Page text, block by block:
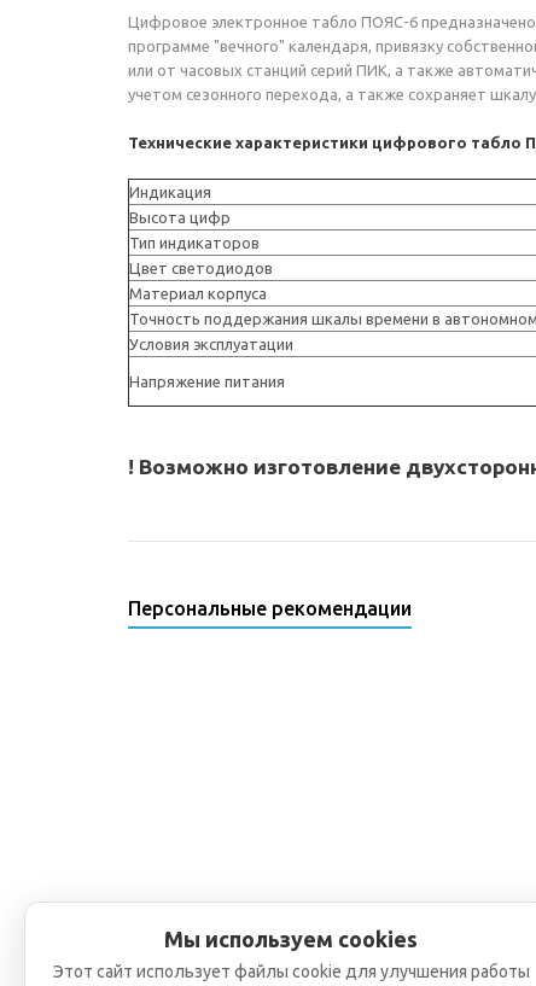
Цифровое электронное табло ПОЯС-6
программе "вечного" календаря, привязку
или от часовых станций серий ПИК, а также
учетом сезонного перехода, а также сохраняет
Технические характеристики цифрового табло
Индикация
Высота цифр
Тип индикаторов
Цвет светодиодов
Материал корпуса
Точность поддержания шкалы времени в
Условия эксплуатации
Напряжение питания
! Возможно изготовление
Персональные рекомендации
Мы используем cookies
Этот сайт использует файлы cookie для улучшения работы